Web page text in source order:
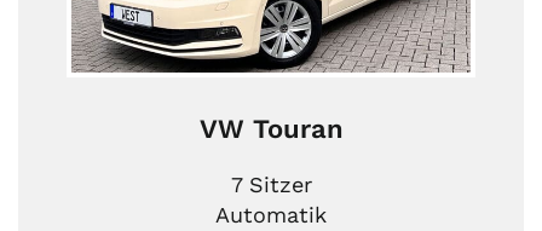
VW Touran
7 Sitzer
Automatik